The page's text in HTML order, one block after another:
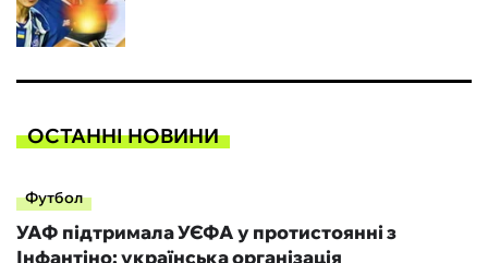
ОСТАННІ НОВИНИ
Футбол
УАФ підтримала УЄФА у протистоянні з
Інфантіно: українська організація